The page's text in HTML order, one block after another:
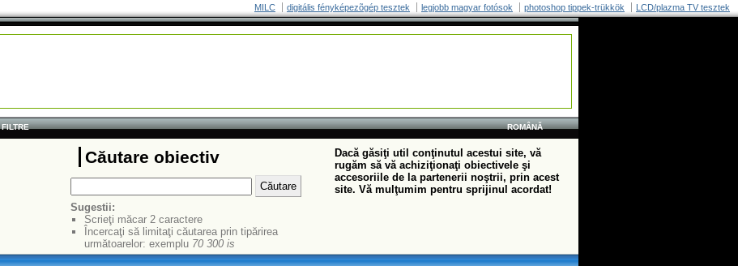
MILC digitális fényképezõgép tesztek legjobb magyar fotósok photoshop tippek-trükkök LCD/plazma TV tesztek
ROMÂNĂ
FILTRE
Căutare obiectiv
Sugestii:
Scrieţi măcar 2 caractere
Încercaţi să limitaţi căutarea prin tipărirea
următoarelor: exemplu 70 300 is
Dacă găsiţi util conţinutul acestui site, vă
rugăm să vă achiziţionaţi obiectivele şi
accesoriile de la partenerii noştrii, prin acest
site. Vă mulţumim pentru sprijinul acordat!